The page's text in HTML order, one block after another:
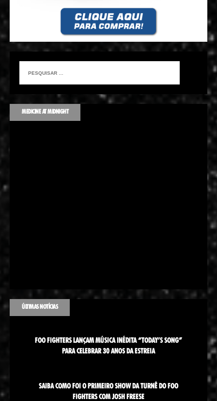
MEDICINE AT MIDNIGHT
ÚLTIMAS NOTÍCIAS
FOO FIGHTERS LANÇAM MÚSICA INÉDITA “TODAY’S SONG”
PARA CELEBRAR 30 ANOS DA ESTREIA
SAIBA COMO FOI O PRIMEIRO SHOW DA TURNÊ DO FOO
FIGHTERS COM JOSH FREESE